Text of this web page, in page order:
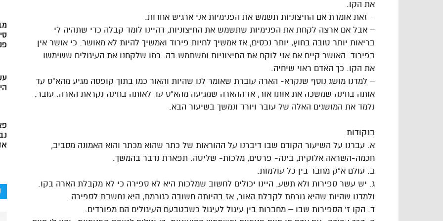
את הקו.
– זאת אומרת אם החיצוניות תשמש את הפנימיות אני ארגיש אחדות.
– אבל אם ארצה לקחת את הפנימיות שתשמש את החיצוניות, דהיינו לומד קבלה כדי שתהיה לי
בריאות יותר טובה בחוץ, יותר נכסים, אז אמשיך לחיות פירוד ואמשיך להיות לא מאושר. כי אושר אין
בפירוד. האושר קיים אם אני לוקח את החיצוניות ומשתמש בה. כמו שלקחנו את העיגולים ששימשו
את הקו. כך האדם ראוי שיחיה.
– למדנו מושג נוסף שנקרא- הארה עוברת שאומר לנו שהיות והאור כמו בתוך קופסה מגיע מהא”ס עד
אותה בחינה שמשכה את אותו אור, אז ההארה שמגיעה מהא”ס עד לאותה בחינה נקראת הארה. עובר.
נלמד את המושגים האלה של עובר ויורד ונמשך בשיעור הבא.
בנקודות
א. עברנו על השיעור הקודם שבו דיברנו על ההוראות של כתר שהוא מכתר והוא האמונה מסביב,
חכמה-השראה אלוקית, בינה- פרטים, מלכות- שליטה. תפארת נדבר בהמשך.
ב. עולם א”ק מחבר בין כל עולמות.
ג. יש עשר ספירות ולא תשע. היינו יכולים לחשוב שמלכות היא לא ספירה כי לא מקבלת הארה בקו.
ולמדנו שהיות שהיא גורמת לקבלת האור, אז בהיותה חשובה כגורמת, היא נחשבת לספירה.
ד. הקו ז’ הספירות שבו – מחברות בין עיגול לעיגול כשבטבעם העיגולים הם מפורדים.